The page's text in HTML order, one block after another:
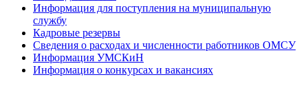
Информация для поступления на муниципальную
службу
Кадровые резервы
Сведения о расходах и численности работников ОМСУ
Информация УМСКиН
Информация о конкурсах и вакансиях